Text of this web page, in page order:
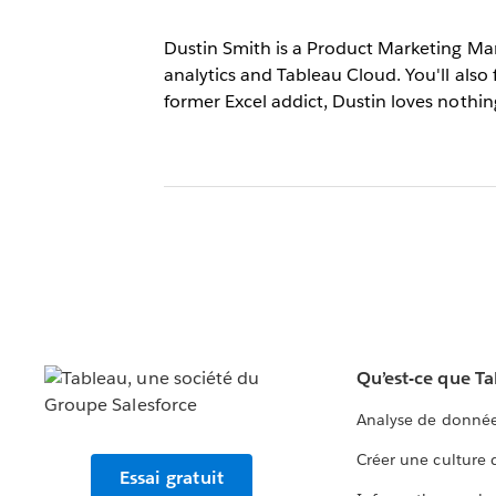
Dustin Smith is a Product Marketing
analytics and Tableau Cloud. You'll
former Excel addict, Dustin loves
Essai gratuit
Qu’est-ce que
Analyse de
Créer une culture